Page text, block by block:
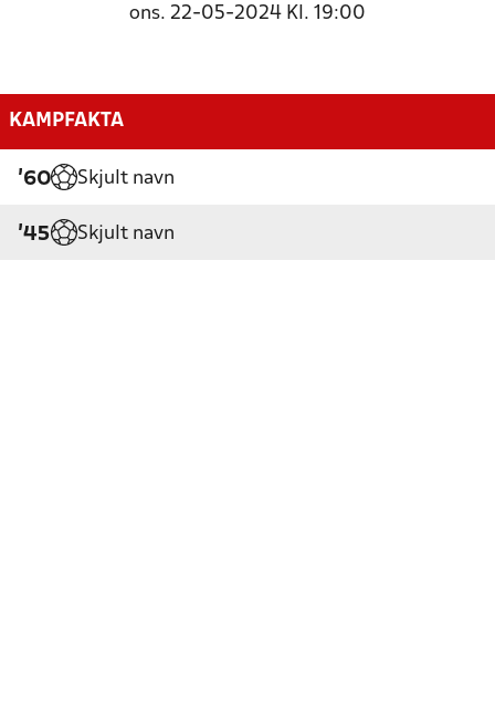
ons. 22-05-2024 Kl. 19:00
KAMPFAKTA
'60 Skjult navn
'45 Skjult navn